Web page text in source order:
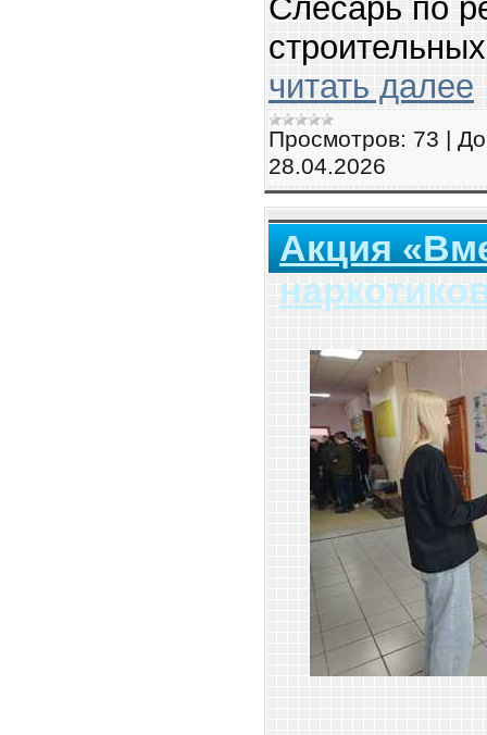
Слесарь по
читать далее
Просмотров: 73 |
28.04.2026
Акция